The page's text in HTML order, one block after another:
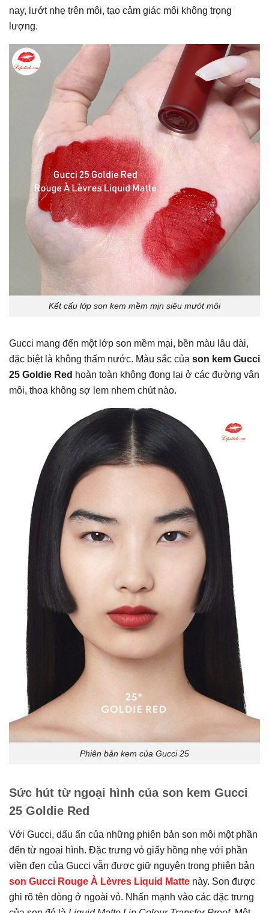
nay, lướt nhẹ trên môi, tạo cảm giác môi không trọng
lượng.
Kết cấu lớp son kem mềm mịn siêu mướt môi
Gucci mang đến một lớp son mềm mại, bền màu lâu dài,
đặc biệt là không thấm nước. Màu sắc của son kem Gucci
25 Goldie Red hoàn toàn không đọng lại ở các đường vân
môi, thoa không sợ lem nhem chút nào.
Phiên bản kem của Gucci 25
Sức hút từ ngoại hình của son kem Gucci
25 Goldie Red
Với Gucci, dấu ấn của những phiên bản son môi một phần
đến từ ngoại hình. Đặc trưng vỏ giấy hồng nhẹ với phần
viền đen của Gucci vẫn được giữ nguyên trong phiên bản
son Gucci Rouge À Lèvres Liquid Matte này. Son được
ghi rõ tên dòng ở ngoài vỏ. Nhấn mạnh vào các đặc trưng